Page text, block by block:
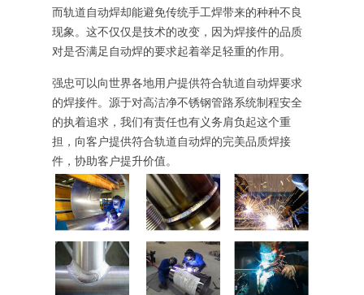
而轨道自动焊却能避免传统手工焊带来的种种不良
现象。这不仅仅是技术的改变，因为焊接件的品质
对是否满足自动焊的要求起着举足轻重的作用。
强忠可以向世界各地用户提供符合轨道自动焊要求
的焊接件。源于对高洁净不锈钢管路系统制程安全
的执着追求，我们有责任也有义务肩负起这个重
担，向客户提供符合轨道自动焊的完美品质焊接
件，协助客户提升价值。